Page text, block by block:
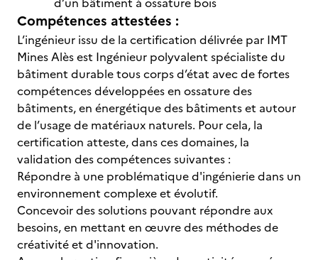
Compétences attestées :
L’ingénieur issu de la certification délivrée par IMT
Mines Alès est Ingénieur polyvalent spécialiste du
bâtiment durable tous corps d’état avec de fortes
compétences développées en ossature des
bâtiments, en énergétique des bâtiments et autour
de l’usage de matériaux naturels. Pour cela, la
certification atteste, dans ces domaines, la
validation des compétences suivantes :
Répondre à une problématique d'ingénierie dans un
environnement complexe et évolutif.
Concevoir des solutions pouvant répondre aux
besoins, en mettant en œuvre des méthodes de
créativité et d'innovation.